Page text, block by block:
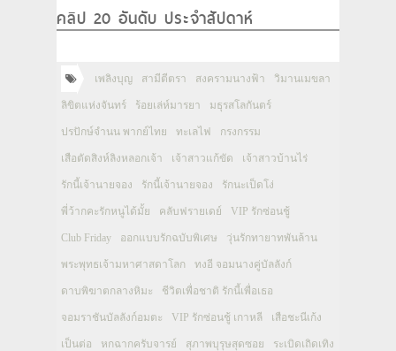
คลิป 20 อันดับ ประจำสัปดาห์
เพลิงบุญ สามีตีตรา สงครามนางฟ้า วิมานเมขลา
ลิขิตแห่งจันทร์ ร้อยเล่ห์มารยา มธุรสโลกันตร์
ปรปักษ์จำนน พากย์ไทย ทะเลไฟ กรงกรรม
เสือตัดสิงห์ลิงหลอกเจ้า เจ้าสาวแก้ขัด เจ้าสาวบ้านไร่
รักนี้เจ้านายจอง รักนี้เจ้านายจอง รักนะเป็ดโง่
พี่ว้ากคะรักหนูได้มั้ย คลับฟรายเดย์ VIP รักซ่อนชู้
Club Friday ออกแบบรักฉบับพิเศษ วุ่นรักทายาทพันล้าน
พระพุทธเจ้ามหาศาสดาโลก ทงอี จอมนางคู่บัลลังก์
ดาบพิฆาตกลางหิมะ ชีวิตเพื่อชาติ รักนี้เพื่อเธอ
จอมราชันบัลลังก์อมตะ VIP รักซ่อนชู้ เกาหลี เสือชะนีเก้ง
เป็นต่อ หกฉากครับจารย์ สุภาพบุรุษสุดซอย ระเบิดเถิดเทิง